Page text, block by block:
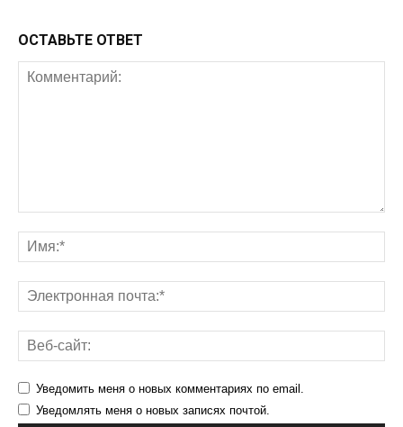
ОСТАВЬТЕ ОТВЕТ
Уведомить меня о новых комментариях по email.
Уведомлять меня о новых записях почтой.